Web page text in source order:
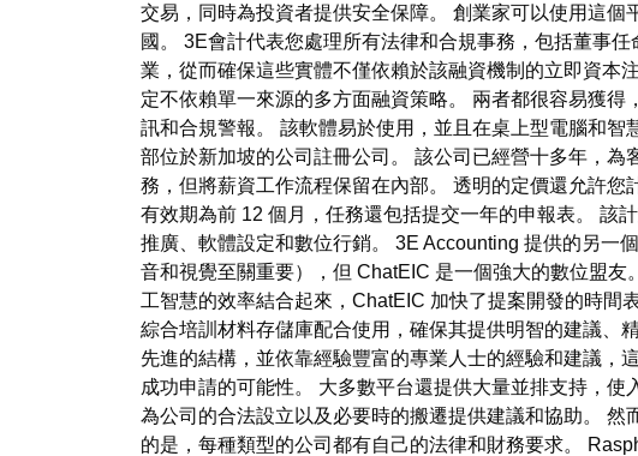
交易，同時為投資者提供安全保障。 創業家可以使用這
國。 3E會計代表您處理所有法律和合規事務，包括董事
業，從而確保這些實體不僅依賴於該融資機制的立即資本
定不依賴單一來源的多方面融資策略。 兩者都很容易獲
訊和合規警報。 該軟體易於使用，並且在桌上型電腦和
部位於新加坡的公司註冊公司。 該公司已經營十多年，
務，但將薪資工作流程保留在內部。 透明的定價還允許
有效期為前 12 個月，任務還包括提交一年的申報表。 該
推廣、軟體設定和數位行銷。 3E Accounting 提供的另一
音和視覺至關重要），但 ChatEIC 是一個強大的數位盟
工智慧的效率結合起來，ChatEIC 加快了提案開發的時間
綜合培訓材料存儲庫配合使用，確保其提供明智的建議、
先進的結構，並依靠經驗豐富的專業人士的經驗和建議，
成功申請的可能性。 大多數平台還提供大量並排支持，
為公司的合法設立以及必要時的搬遷提供建議和協助。
的是，每種類型的公司都有自己的法律和財務要求。